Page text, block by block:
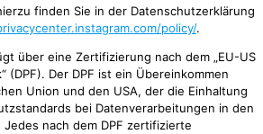
finden Sie in der Datenschutzerklärung
policy/.
über eine Zertifizierung nach dem „EU-US
(DPF). Der DPF ist ein Übereinkommen
Union und den USA, der die Einhaltung
bei Datenverarbeitungen in den
nach dem DPF zertifizierte